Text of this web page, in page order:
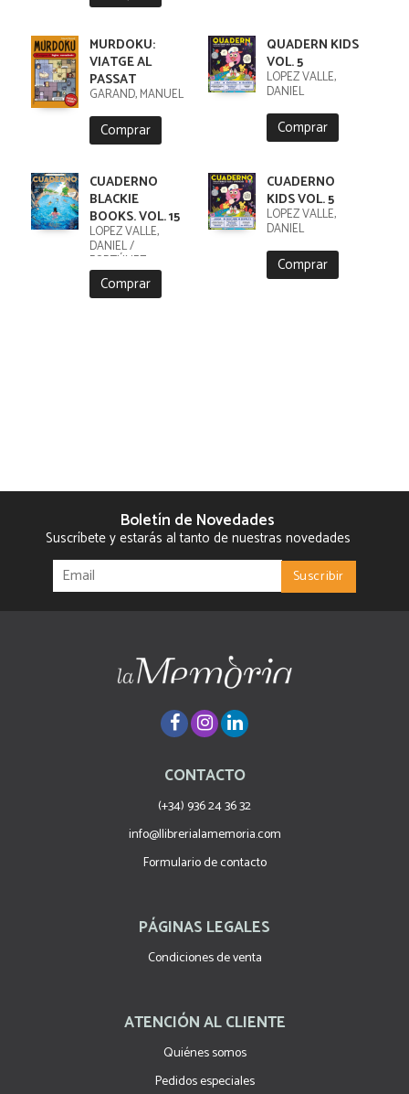
MURDOKU:
VIATGE AL
PASSAT
GARAND, MANUEL
Comprar
QUADERN KIDS
VOL. 5
LÓPEZ VALLE,
DANIEL
Comprar
CUADERNO
BLACKIE
BOOKS. VOL. 15
LÓPEZ VALLE,
DANIEL /
FORTÚNEZ,
CRISTOBAL
Comprar
CUADERNO
KIDS VOL. 5
LÓPEZ VALLE,
DANIEL
Comprar
Boletín de Novedades
Suscríbete y estarás al tanto de nuestras novedades
CONTACTO
(+34) 936 24 36 32
info@llibrerialamemoria.com
Formulario de contacto
PÁGINAS LEGALES
Condiciones de venta
ATENCIÓN AL CLIENTE
Quiénes somos
Pedidos especiales